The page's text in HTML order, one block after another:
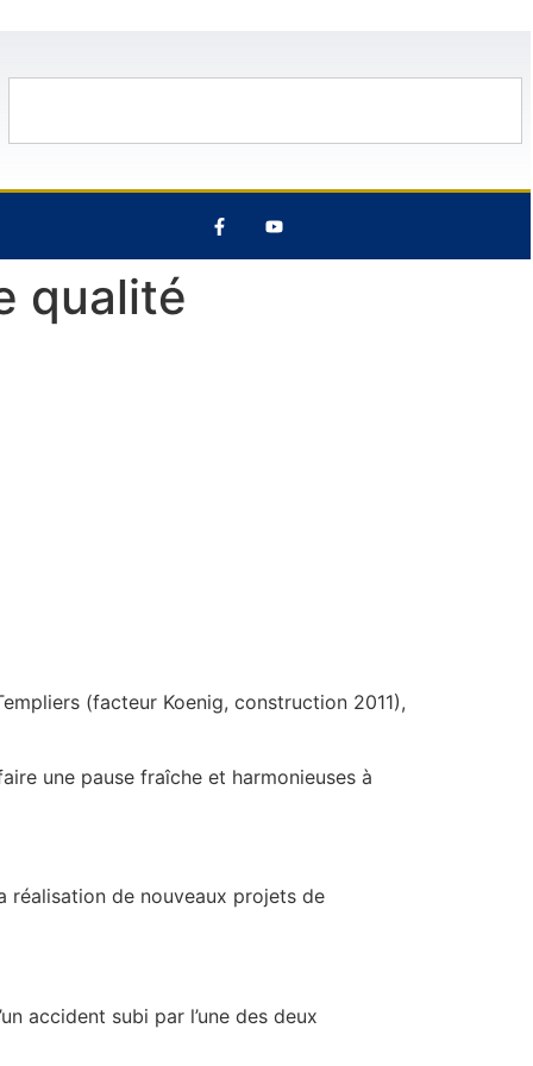
qualité
(facteur Koenig, construction 2011),
une pause fraîche et harmonieuses à
réalisation de nouveaux projets de
accident subi par l’une des deux